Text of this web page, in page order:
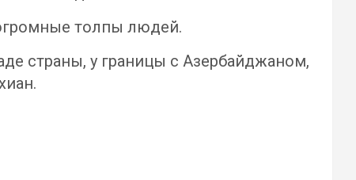
толпы людей.
страны, у границы с Азербайджаном,